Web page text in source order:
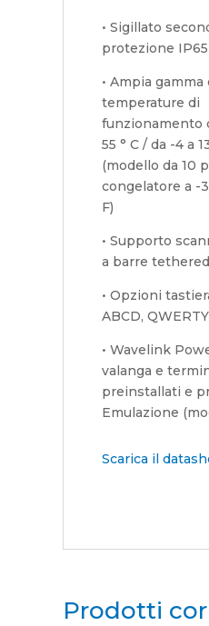
• Sigillato
protezione
• Ampia gamma
temperature di
funzionamento
55 ° C / da -4 a
(modello da 10
congelatore a -
F)
• Supporto
a barre
• Opzioni
ABCD,
• Wavelink
valanga e
preinstallati e
Emulazione
Scarica il
Prodotti